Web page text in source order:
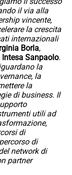
il via alla
vincente,
la crescita
internazionali
Borla,
Intesa Sanpaolo.
la
la
la
di business. Il
utili ad
di
di
network di
partner